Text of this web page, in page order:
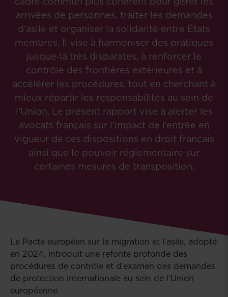
arrivées de personnes, traiter les demandes
d’asile et organiser la solidarité entre États
membres. Il vise à harmoniser des pratiques
jusque‑là très disparates, à renforcer le
contrôle des frontières extérieures et à
accélérer les procédures, tout en cherchant à
mieux répartir les responsabilités au sein de
l’Union. Le présent rapport vise à alerter les
avocats français sur l’impact de l’entrée en
vigueur de ces dispositions en droit français
ainsi que le pouvoir réglementaire sur
certaines mesures de transposition.
Le Pacte européen sur la migration et l’asile, adopté
en 2024, introduit une refonte profonde des
procédures de contrôle et d’examen des demandes
de protection internationale au sein de l’Union
européenne.